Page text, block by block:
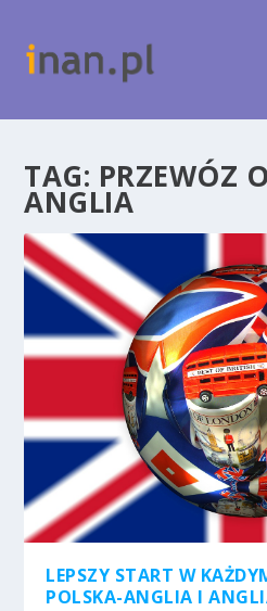
TAG: PRZEWÓZ
ANGLIA
LEPSZY START W
POLSKA-ANGLIA I